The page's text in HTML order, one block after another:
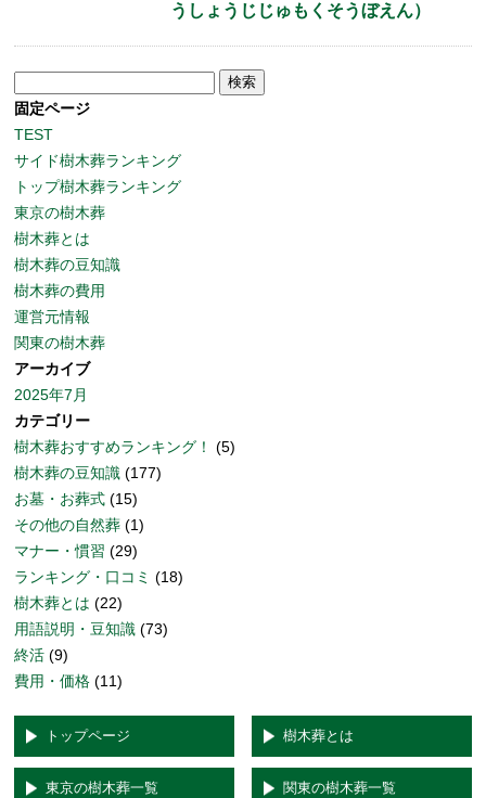
うしょうじじゅもくそうぼえん）
索:
固定ページ
TEST
サイド樹木葬ランキング
トップ樹木葬ランキング
東京の樹木葬
樹木葬とは
樹木葬の豆知識
樹木葬の費用
運営元情報
関東の樹木葬
アーカイブ
2025年7月
カテゴリー
樹木葬おすすめランキング！
(5)
樹木葬の豆知識 (177)
お墓・お葬式 (15)
その他の自然葬 (1)
マナー・慣習 (29)
ランキング・口コミ (18)
樹木葬とは (22)
用語説明・豆知識 (73)
終活 (9)
費用・価格 (11)
トップページ 樹木葬とは
東京の樹木葬一覧 関東の樹木葬一覧